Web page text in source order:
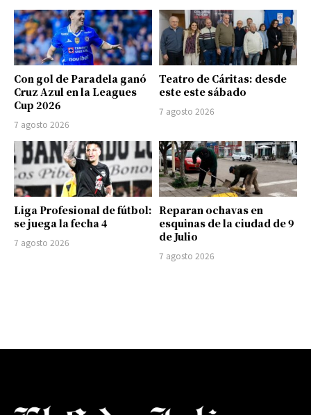
Con gol de Paradela ganó
Cruz Azul en la Leagues
Cup 2026
7 agosto 2026
Teatro de Cáritas: desde
este este sábado
7 agosto 2026
Liga Profesional de fútbol:
se juega la fecha 4
7 agosto 2026
Reparan ochavas en
esquinas de la ciudad de 9
de Julio
7 agosto 2026